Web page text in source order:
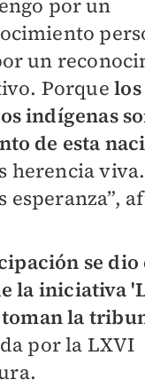
por un
un
Porquelos
indígenas
de esta
herencia viva.
esperanza”,
se dio
la iniciativa
la
por la LXVI